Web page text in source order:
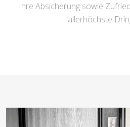
Ihre Absicherung sowie
allerhöchste